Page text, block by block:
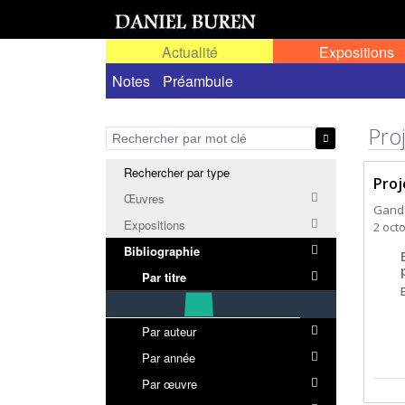
Actualité Expositions
Notes
Préambule
Rechercher par type
Œuvres
Expositions
Bibliographie
Par titre
Par auteur
Par année
Par œuvre
2